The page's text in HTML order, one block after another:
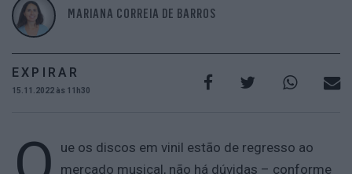
MARIANA CORREIA DE BARROS
EXPIRAR
15.11.2022 às 11h30
ue os discos em vinil estão de regresso ao
mercado musical, não há dúvidas – conforme